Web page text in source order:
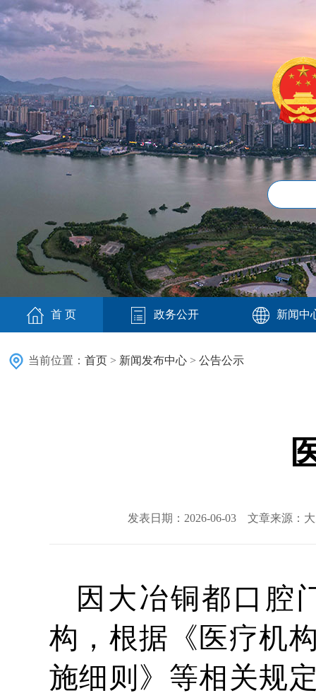
首 页 政务公开 新闻中
当前位置： 首页 > 新闻发布中心 > 公告公示
发表日期：2026-06-03 文章来源：
因大冶铜都口腔
构，根据《医疗机
施细则》等相关规